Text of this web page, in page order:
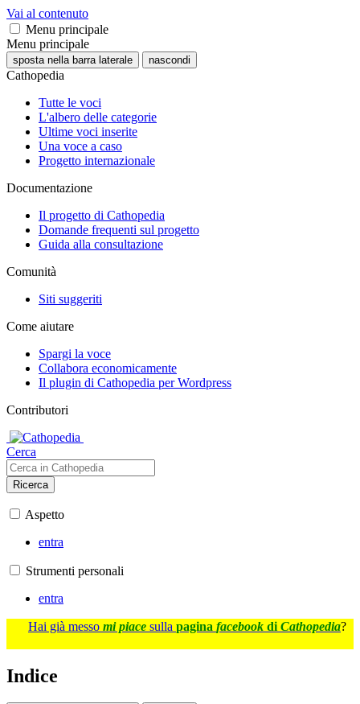
Vai al contenuto
Menu principale
Menu principale
sposta nella barra laterale nascondi
Cathopedia
Tutte le voci
L'albero delle categorie
Ultime voci inserite
Una voce a caso
Progetto internazionale
Documentazione
Il progetto di Cathopedia
Domande frequenti sul progetto
Guida alla consultazione
Comunità
Siti suggeriti
Come aiutare
Spargi la voce
Collabora economicamente
Il plugin di Cathopedia per Wordpress
Contributori
Cerca
Ricerca
Aspetto
entra
Strumenti personali
entra
Hai già messo mi piace sulla pagina facebook di Cathopedia?
Indice